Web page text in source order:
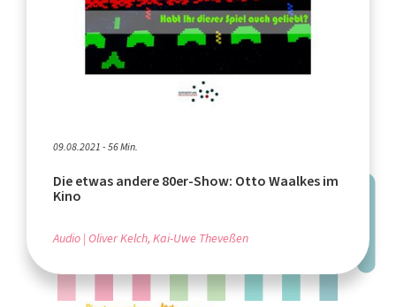
09.08.2021 - 56 Min.
Die etwas andere 80er-Show: Otto Waalkes im
Kino
Audio Oliver Kelch, Kai-Uwe Theveßen